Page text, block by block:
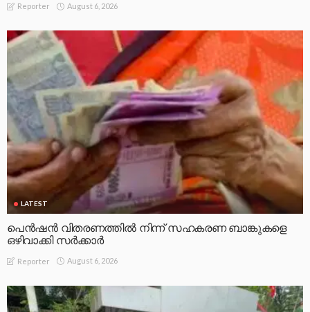
Reporter August 6, 2026
LATEST
പെൻഷൻ വിതരണത്തിൽ നിന്ന് സഹകരണ ബാങ്കുകളെ
ഒഴിവാക്കി സർക്കാർ
Reporter August 6, 2026